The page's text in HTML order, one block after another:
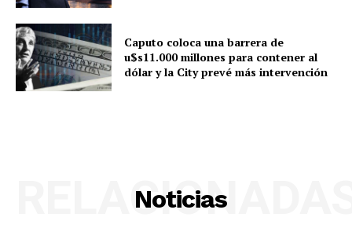
Caputo coloca una barrera de
u$s11.000 millones para contener al
dólar y la City prevé más intervención
Noticias